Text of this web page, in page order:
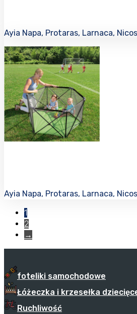
Ayia Napa, Protaras, Larnaca,
Ayia Napa, Protaras, Larnaca,
1
2
→
foteliki samochodowe
Łóżeczka i krzesełka
Ruchliwość